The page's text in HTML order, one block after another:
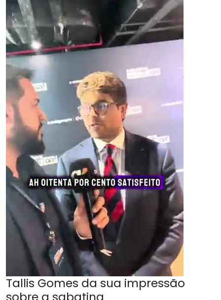
Tallis Gomes da sua impressão
sobre a sabatina